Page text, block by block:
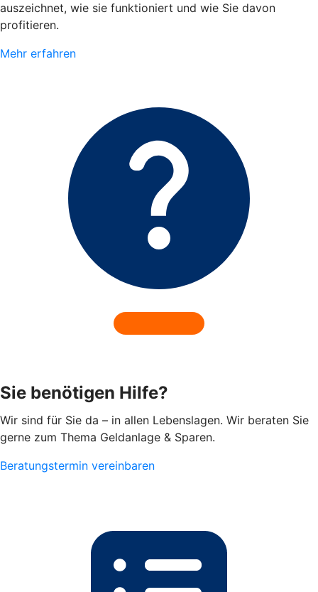
auszeichnet, wie sie funktioniert und wie Sie davon
profitieren.
Mehr erfahren
Sie benötigen Hilfe?
Wir sind für Sie da – in allen Lebenslagen. Wir beraten Sie
gerne zum Thema Geldanlage & Sparen.
Beratungstermin vereinbaren